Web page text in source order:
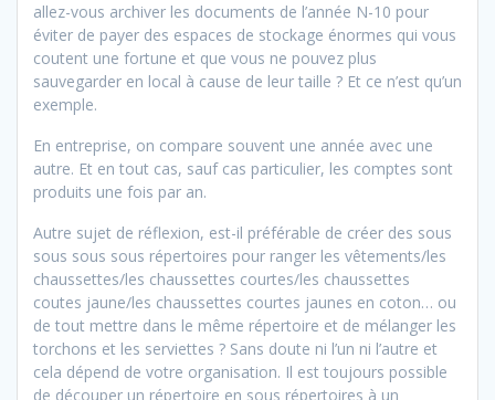
allez-vous archiver les documents de l’année N-10 pour
éviter de payer des espaces de stockage énormes qui vous
coutent une fortune et que vous ne pouvez plus
sauvegarder en local à cause de leur taille ? Et ce n’est qu’un
exemple.
En entreprise, on compare souvent une année avec une
autre. Et en tout cas, sauf cas particulier, les comptes sont
produits une fois par an.
Autre sujet de réflexion, est-il préférable de créer des sous
sous sous sous répertoires pour ranger les vêtements/les
chaussettes/les chaussettes courtes/les chaussettes
coutes jaune/les chaussettes courtes jaunes en coton… ou
de tout mettre dans le même répertoire et de mélanger les
torchons et les serviettes ? Sans doute ni l’un ni l’autre et
cela dépend de votre organisation. Il est toujours possible
de découper un répertoire en sous répertoires à un